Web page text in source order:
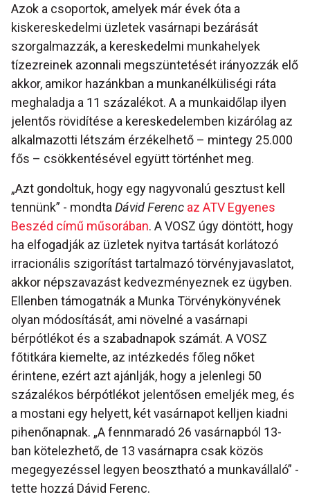
Azok a csoportok, amelyek már évek óta a
kiskereskedelmi üzletek vasárnapi bezárását
szorgalmazzák, a kereskedelmi munkahelyek
tízezreinek azonnali megszüntetését irányozzák elő
akkor, amikor hazánkban a munkanélküliségi ráta
meghaladja a 11 százalékot. A a munkaidőlap ilyen
jelentős rövidítése a kereskedelemben kizárólag az
alkalmazotti létszám érzékelhető – mintegy 25.000
fős – csökkentésével együtt történhet meg.
„Azt gondoltuk, hogy egy nagyvonalú gesztust kell
tennünk” - mondtaDávid Ferenc az ATV Egyenes
Beszéd című műsorában. A VOSZ úgy döntött, hogy
ha elfogadják az üzletek nyitva tartását korlátozó
irracionális szigorítást tartalmazó törvényjavaslatot,
akkor népszavazást kedvezményeznek ez ügyben.
Ellenben támogatnák a Munka Törvénykönyvének
olyan módosítását, ami növelné a vasárnapi
bérpótlékot és a szabadnapok számát. A VOSZ
főtitkára kiemelte, az intézkedés főleg nőket
érintene, ezért azt ajánlják, hogy a jelenlegi 50
százalékos bérpótlékot jelentősen emeljék meg, és
a mostani egy helyett, két vasárnapot kelljen kiadni
pihenőnapnak. „A fennmaradó 26 vasárnapból 13-
ban kötelezhető, de 13 vasárnapra csak közös
megegyezéssel legyen beosztható a munkavállaló” -
tette hozzá Dávid Ferenc.